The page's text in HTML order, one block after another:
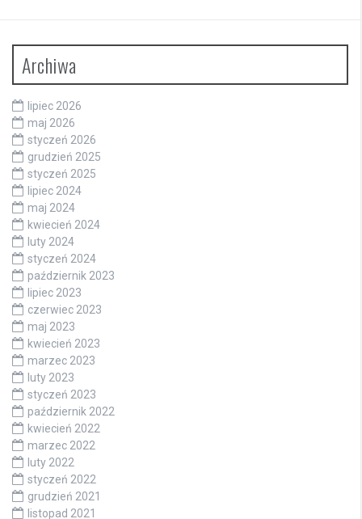
Archiwa
lipiec 2026
maj 2026
styczeń 2026
grudzień 2025
styczeń 2025
lipiec 2024
maj 2024
kwiecień 2024
luty 2024
styczeń 2024
październik 2023
lipiec 2023
czerwiec 2023
maj 2023
kwiecień 2023
marzec 2023
luty 2023
styczeń 2023
październik 2022
kwiecień 2022
marzec 2022
luty 2022
styczeń 2022
grudzień 2021
listopad 2021